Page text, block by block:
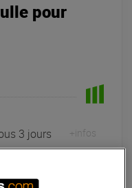
pour
3 jours +infos